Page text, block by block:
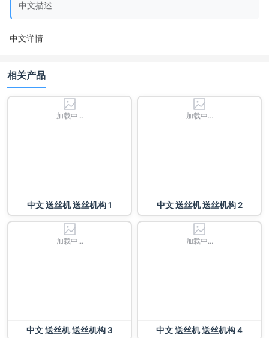
中文描述
中文详情
相关产品
加载中...
中文 送丝机 送丝机构 1
加载中...
中文 送丝机 送丝机构 2
加载中...
中文 送丝机 送丝机构 3
加载中...
中文 送丝机 送丝机构 4